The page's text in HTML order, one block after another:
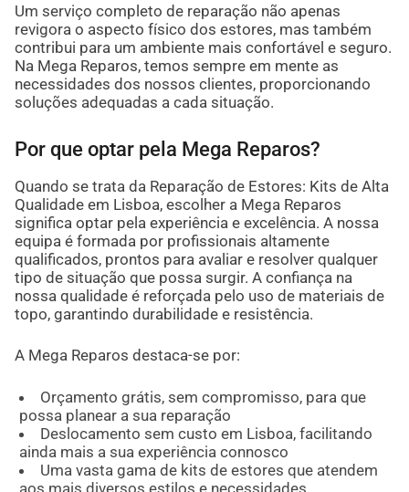
Um serviço completo de reparação não apenas
revigora o aspecto físico dos estores, mas também
contribui para um ambiente mais confortável e seguro.
Na Mega Reparos, temos sempre em mente as
necessidades dos nossos clientes, proporcionando
soluções adequadas a cada situação.
Por que optar pela Mega Reparos?
Quando se trata da Reparação de Estores: Kits de Alta
Qualidade em Lisboa, escolher a Mega Reparos
significa optar pela experiência e excelência. A nossa
equipa é formada por profissionais altamente
qualificados, prontos para avaliar e resolver qualquer
tipo de situação que possa surgir. A confiança na
nossa qualidade é reforçada pelo uso de materiais de
topo, garantindo durabilidade e resistência.
A Mega Reparos destaca-se por:
Orçamento grátis, sem compromisso, para que
possa planear a sua reparação
Deslocamento sem custo em Lisboa, facilitando
ainda mais a sua experiência connosco
Uma vasta gama de kits de estores que atendem